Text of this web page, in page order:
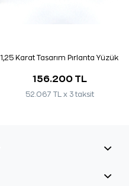
1,25 Karat Tasarım Pırlanta Yüzük
156.200 TL
52.067 TL x 3 taksit